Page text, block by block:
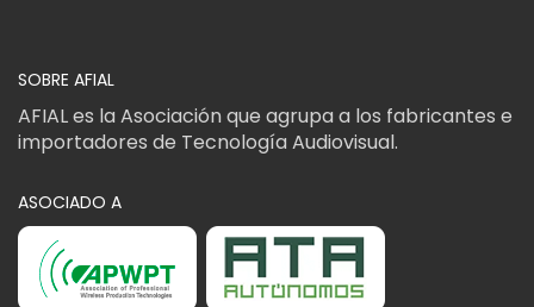
SOBRE AFIAL
AFIAL es la Asociación que agrupa a los fabricantes e
importadores de Tecnología Audiovisual.
ASOCIADO A